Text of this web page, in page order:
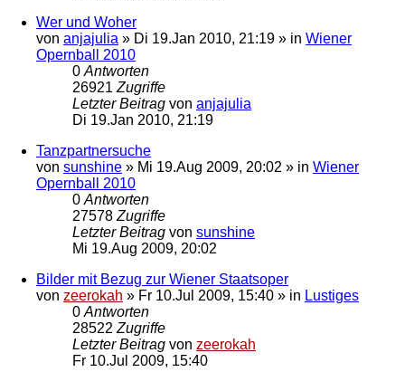
Wer und Woher
von anjajulia » Di 19.Jan 2010, 21:19 » in Wiener
Opernball 2010
0 Antworten
26921 Zugriffe
Letzter Beitrag von anjajulia
Di 19.Jan 2010, 21:19
Tanzpartnersuche
von sunshine » Mi 19.Aug 2009, 20:02 » in Wiener
Opernball 2010
0 Antworten
27578 Zugriffe
Letzter Beitrag von sunshine
Mi 19.Aug 2009, 20:02
Bilder mit Bezug zur Wiener Staatsoper
von zeerokah » Fr 10.Jul 2009, 15:40 » in Lustiges
0 Antworten
28522 Zugriffe
Letzter Beitrag von zeerokah
Fr 10.Jul 2009, 15:40